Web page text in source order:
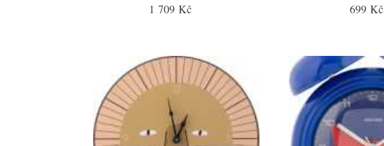
1 709 Kč 699 Kč